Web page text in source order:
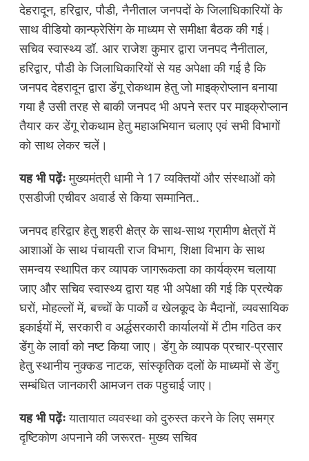
देहरादून, हरिद्वार, पौडी, नैनीताल जनपदों के जिलाधिकारियों के
साथ वीडियो कान्फ्रेसिंग के माध्यम से समीक्षा बैठक की गई।
सचिव स्वास्थ्य डॉ. आर राजेश कुमार द्वारा जनपद नैनीताल,
हरिद्वार, पौडी के जिलाधिकारियों से यह अपेक्षा की गई है कि
जनपद देहरादून द्वारा डेंगू रोकथाम हेतु जो माइक्रोप्लान बनाया
गया है उसी तरह से बाकी जनपद भी अपने स्तर पर माइक्रोप्लान
तैयार कर डेंगू रोकथाम हेतु महाअभियान चलाए एवं सभी विभागों
को साथ लेकर चलें।
यह भी पढ़ेंः मुख्यमंत्री धामी ने 17 व्यक्तियों और संस्थाओं को
एसडीजी एचीवर अवार्ड से किया सम्मानित..
जनपद हरिद्वार हेतु शहरी क्षेत्र के साथ-साथ ग्रामीण क्षेत्रों में
आशाओं के साथ पंचायती राज विभाग, शिक्षा विभाग के साथ
समन्वय स्थापित कर व्यापक जागरूकता का कार्यक्रम चलाया
जाए और सचिव स्वास्थ्य द्वारा यह भी अपेक्षा की गई कि प्रत्येक
घरों, मोहल्लों में, बच्चों के पार्को व खेलकूद के मैदानों, व्यवसायिक
इकाईयों में, सरकारी व अर्द्धसरकारी कार्यालयों में टीम गठित कर
डेंगु के लार्वा को नष्ट किया जाए। डेंगु के व्यापक प्रचार-प्रसार
हेतु स्थानीय नुक्कड नाटक, सांस्कृतिक दलों के माध्यमों से डेंगु
सम्बंधित जानकारी आमजन तक पहुचाई जाए।
यह भी पढ़ेंः यातायात व्यवस्था को दुरुस्त करने के लिए समग्र
दृष्टिकोण अपनाने की जरूरत- मुख्य सचिव